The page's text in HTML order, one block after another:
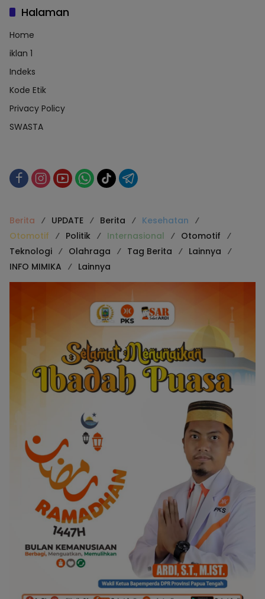
Halaman
Home
iklan 1
Indeks
Kode Etik
Privacy Policy
SWASTA
Berita UPDATE Berita
Kesehatan
Otomotif
Politik Internasional
Otomotif
Teknologi
Olahraga Tag Berita
Lainnya
INFO MIMIKA
Lainnya